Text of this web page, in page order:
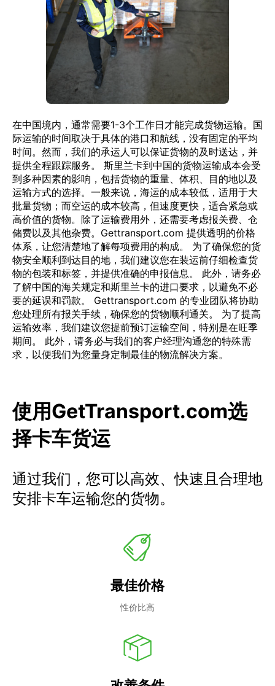
在中国境内，通常需要1-3个工作日才能完成货物运输。国
际运输的时间取决于具体的港口和航线，没有固定的平均
时间。然而，我们的承运人可以保证货物的及时送达，并
提供全程跟踪服务。 斯里兰卡到中国的货物运输成本会受
到多种因素的影响，包括货物的重量、体积、目的地以及
运输方式的选择。一般来说，海运的成本较低，适用于大
批量货物；而空运的成本较高，但速度更快，适合紧急或
高价值的货物。除了运输费用外，还需要考虑报关费、仓
储费以及其他杂费。Gettransport.com 提供透明的价格
体系，让您清楚地了解每项费用的构成。 为了确保您的货
物安全顺利到达目的地，我们建议您在装运前仔细检查货
物的包装和标签，并提供准确的申报信息。 此外，请务必
了解中国的海关规定和斯里兰卡的进口要求，以避免不必
要的延误和罚款。 Gettransport.com 的专业团队将协助
您处理所有报关手续，确保您的货物顺利通关。 为了提高
运输效率，我们建议您提前预订运输空间，特别是在旺季
期间。 此外，请务必与我们的客户经理沟通您的特殊需
求，以便我们为您量身定制最佳的物流解决方案。
使用GetTransport.com选
择卡车货运
通过我们，您可以高效、快速且合理地
安排卡车运输您的货物。
最佳价格
性价比高